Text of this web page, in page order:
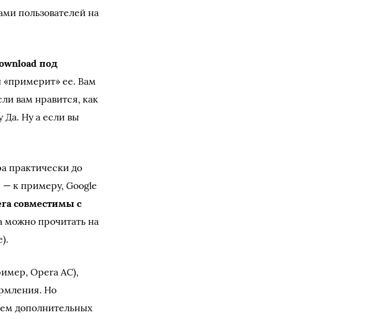
пользователей на
под
«примерит» ее. Вам
вам нравится, как
Да. Ну а если вы
практически до
— к примеру, Google
совместимы с
можно прочитать на
Opera AC),
Но
дополнительных